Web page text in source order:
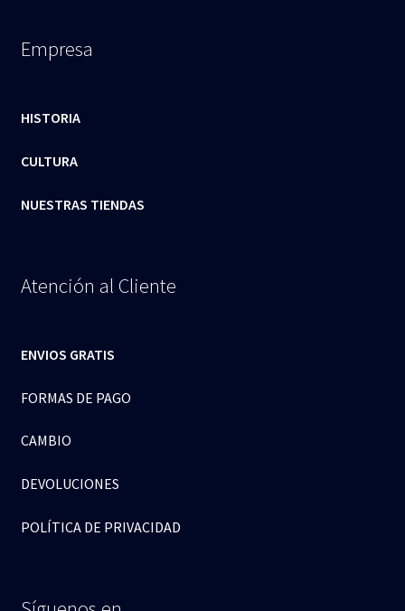
Empresa
HISTORIA
CULTURA
NUESTRAS TIENDAS
Atención al Cliente
ENVIOS GRATIS
FORMAS DE PAGO
CAMBIO
DEVOLUCIONES
POLÍTICA DE PRIVACIDAD